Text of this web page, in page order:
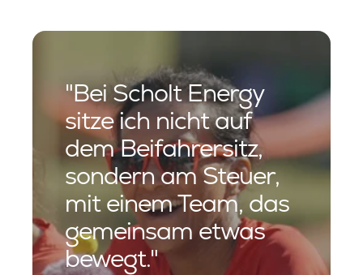
"Bei Scholt Energy
sitze ich nicht auf
dem Beifahrersitz,
sondern am Steuer,
mit einem Team, das
gemeinsam etwas
bewegt."